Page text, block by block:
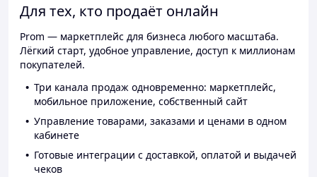
Для тех, кто продаёт онлайн
Prom — маркетплейс для бизнеса любого масштаба.
Лёгкий старт, удобное управление, доступ к миллионам
покупателей.
Три канала продаж одновременно: маркетплейс,
мобильное приложение, собственный сайт
Управление товарами, заказами и ценами в одном
кабинете
Готовые интеграции с доставкой, оплатой и выдачей
чеков